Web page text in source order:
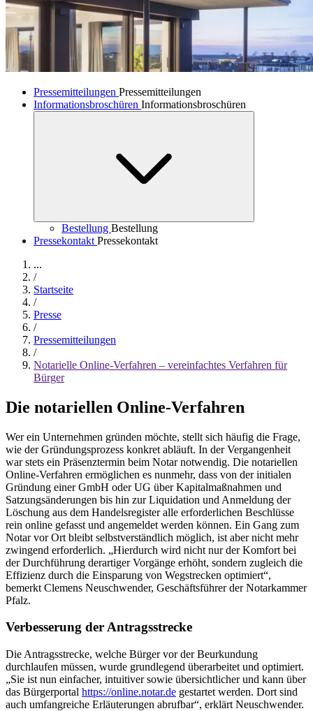
Pressemitteilungen Pressemitteilungen
Informationsbroschüren Informationsbroschüren
Bestellung Bestellung
Pressekontakt Pressekontakt
...
/
Startseite
/
Presse
/
Pressemitteilungen
/
Notarielle Online-Verfahren – vereinfachtes Verfahren für
Bürger
Die notariellen Online-Verfahren
Wer ein Unternehmen gründen möchte, stellt sich häufig die Frage,
wie der Gründungsprozess konkret abläuft. In der Vergangenheit
war stets ein Präsenztermin beim Notar notwendig. Die notariellen
Online-Verfahren ermöglichen es nunmehr, dass von der initialen
Gründung einer GmbH oder UG über Kapitalmaßnahmen und
Satzungsänderungen bis hin zur Liquidation und Anmeldung der
Löschung aus dem Handelsregister alle erforderlichen Beschlüsse
rein online gefasst und angemeldet werden können. Ein Gang zum
Notar vor Ort bleibt selbstverständlich möglich, ist aber nicht mehr
zwingend erforderlich. „Hierdurch wird nicht nur der Komfort bei
der Durchführung derartiger Vorgänge erhöht, sondern zugleich die
Effizienz durch die Einsparung von Wegstrecken optimiert“,
bemerkt Clemens Neuschwender, Geschäftsführer der Notarkammer
Pfalz.
Verbesserung der Antragsstrecke
Die Antragsstrecke, welche Bürger vor der Beurkundung
durchlaufen müssen, wurde grundlegend überarbeitet und optimiert.
„Sie ist nun einfacher, intuitiver sowie übersichtlicher und kann über
das Bürgerportal https://online.notar.de gestartet werden. Dort sind
auch umfangreiche Erläuterungen abrufbar“, erklärt Neuschwender.